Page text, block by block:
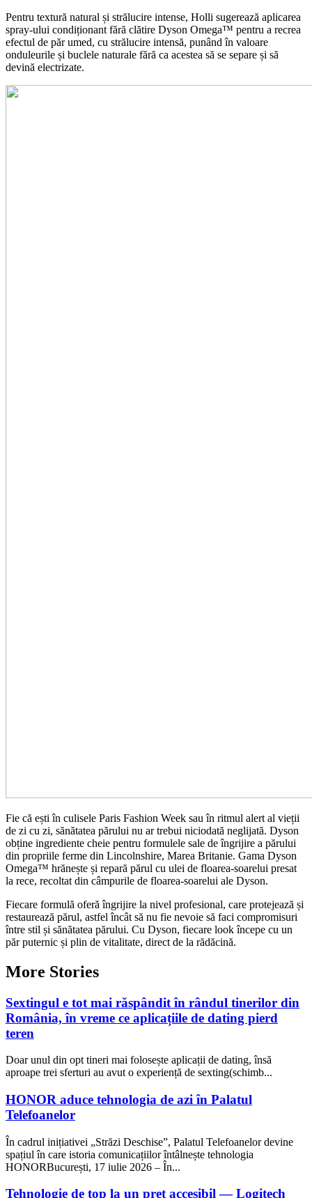
Pentru textură natural și strălucire intense, Holli sugerează aplicarea
spray-ului condiționant fără clătire Dyson Omega™ pentru a recrea
efectul de păr umed, cu strălucire intensă, punând în valoare
onduleurile și buclele naturale fără ca acestea să se separe și să
devină electrizate.
Fie că ești în culisele Paris Fashion Week sau în ritmul alert al vieții
de zi cu zi, sănătatea părului nu ar trebui niciodată neglijată. Dyson
obține ingrediente cheie pentru formulele sale de îngrijire a părului
din propriile ferme din Lincolnshire, Marea Britanie. Gama Dyson
Omega™ hrănește și repară părul cu ulei de floarea-soarelui presat
la rece, recoltat din câmpurile de floarea-soarelui ale Dyson.
Fiecare formulă oferă îngrijire la nivel profesional, care protejează și
restaurează părul, astfel încât să nu fie nevoie să faci compromisuri
între stil și sănătatea părului. Cu Dyson, fiecare look începe cu un
păr puternic și plin de vitalitate, direct de la rădăcină.
More Stories
Sextingul e tot mai răspândit în rândul tinerilor din
România, în vreme ce aplicațiile de dating pierd
teren
Doar unul din opt tineri mai folosește aplicații de dating, însă
aproape trei sferturi au avut o experiență de sexting(schimb...
HONOR aduce tehnologia de azi în Palatul
Telefoanelor
În cadrul inițiativei „Străzi Deschise”, Palatul Telefoanelor devine
spațiul în care istoria comunicațiilor întâlnește tehnologia
HONORBucurești, 17 iulie 2026 – În...
Tehnologie de top la un preț accesibil — Logitech